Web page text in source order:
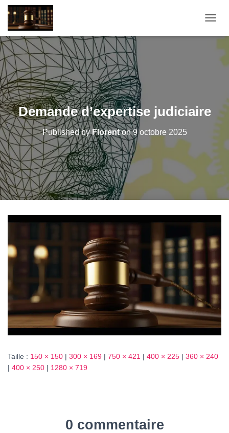
U
R
R
I
I
O
N
Demande d’expertise judiciaire
Published byFlorenton9 octobre 2025
Taille : 150 × 150 | 300 × 169 | 750 × 421 | 400 × 225 | 360 × 240
| 400 × 250 | 1280 × 719
0 commentaire